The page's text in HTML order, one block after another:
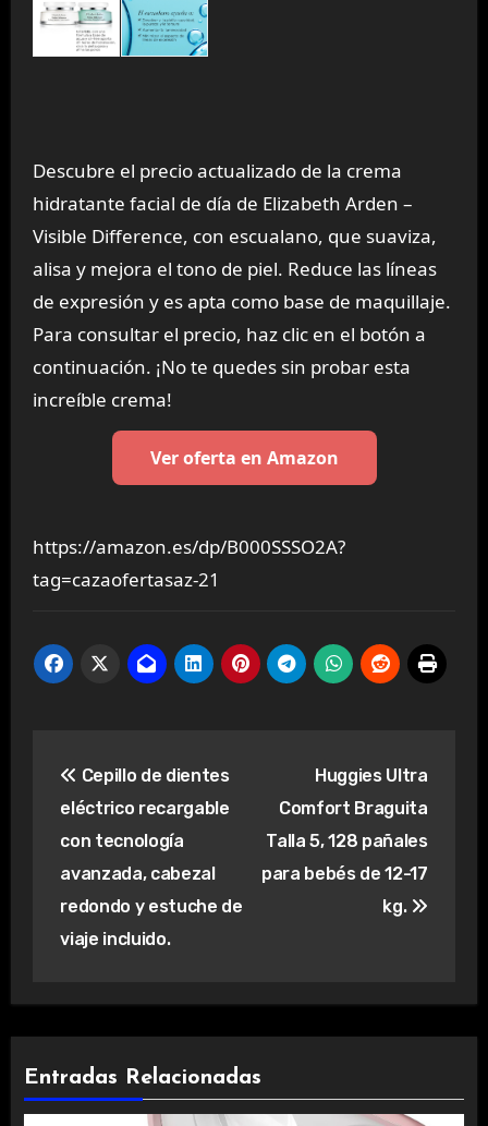
Descubre el precio actualizado de la crema
hidratante facial de día de Elizabeth Arden –
Visible Difference, con escualano, que suaviza,
alisa y mejora el tono de piel. Reduce las líneas
de expresión y es apta como base de maquillaje.
Para consultar el precio, haz clic en el botón a
continuación. ¡No te quedes sin probar esta
increíble crema!
Ver oferta en Amazon
https://amazon.es/dp/B000SSSO2A?
tag=cazaofertasaz-21
de
entradas
Cepillo de dientes
eléctrico recargable
con tecnología
avanzada, cabezal
redondo y estuche de
viaje incluido.
Huggies Ultra
Comfort Braguita
Talla 5, 128 pañales
para bebés de 12-17
kg.
Entradas Relacionadas